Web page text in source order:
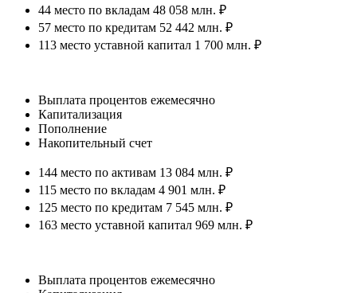
44 место по вкладам 48 058 млн. ₽
57 место по кредитам 52 442 млн. ₽
113 место уставной капитал 1 700 млн. ₽
Выплата процентов ежемесячно
Капитализация
Пополнение
Накопительный счет
144 место по активам 13 084 млн. ₽
115 место по вкладам 4 901 млн. ₽
125 место по кредитам 7 545 млн. ₽
163 место уставной капитал 969 млн. ₽
Выплата процентов ежемесячно